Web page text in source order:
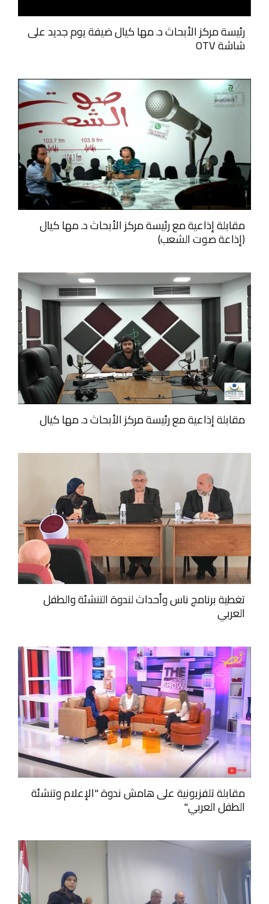
رئيسة مركز الأبحاث د. مها كيال ضيفة يوم جديد على
شاشة OTV
مقابلة إذاعية مع رئيسة مركز الأبحاث د. مها كيال
(إذاعة صوت الشعب)
مقابلة إذاعية مع رئيسة مركز الأبحاث د. مها كيال
تغطية برنامج ناس وأحداث لندوة التنشئة والطفل
العربي
مقابلة تلفزيونية على هامش ندوة "الإعلام وتنشئة
الطفل العربي"